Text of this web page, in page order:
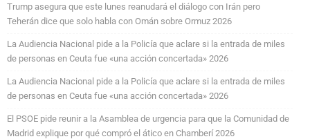
Trump asegura que este lunes reanudará el diálogo con Irán pero
Teherán dice que solo habla con Omán sobre Ormuz 2026
La Audiencia Nacional pide a la Policía que aclare si la entrada de miles
de personas en Ceuta fue «una acción concertada» 2026
La Audiencia Nacional pide a la Policía que aclare si la entrada de miles
de personas en Ceuta fue «una acción concertada» 2026
El PSOE pide reunir a la Asamblea de urgencia para que la Comunidad de
Madrid explique por qué compró el ático en Chamberí 2026